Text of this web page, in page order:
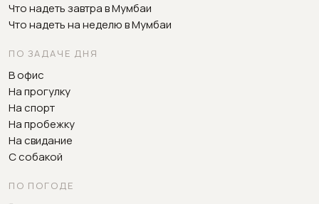
Что надеть завтра в Мумбаи
Что надеть на неделю в Мумбаи
ПО ЗАДАЧЕ ДНЯ
В офис
На прогулку
На спорт
На пробежку
На свидание
С собакой
ПО ПОГОДЕ